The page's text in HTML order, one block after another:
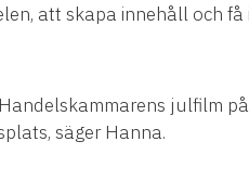
att skapa innehåll och få
julfilm
säger Hanna.